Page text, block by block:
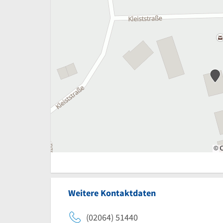
Weitere Kontaktdaten
(02064) 51440